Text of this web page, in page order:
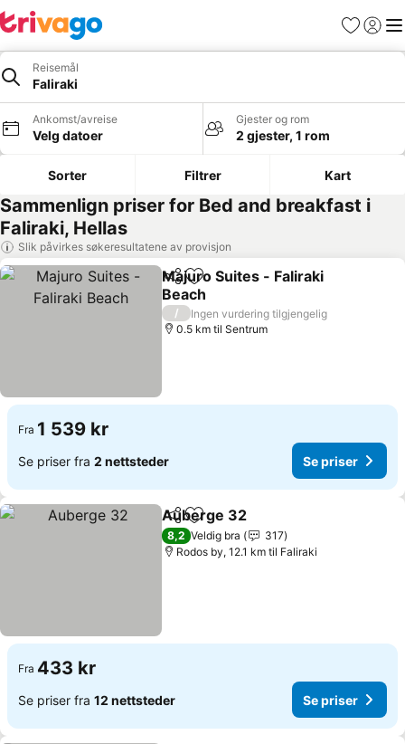
Favoritter
Logg
Reisemål
Faliraki
Ankomst/avreise
Velg datoer
Gjester og rom
2 gjester, 1 rom
Sorter Filtrer Kart
Sammenlign priser for Bed and breakfast i
Faliraki, Hellas
Slik påvirkes søkeresultatene av provisjon
Del Legg til i favoritter
Majuro Suites - Faliraki
Beach
Se priser
/
Ingen vurdering tilgjengelig
0.5 km til Sentrum
Fra 1 539 kr
Se priser fra 2 nettsteder Se priser
Del Legg til i favoritter
Auberge 32
8,2 Veldig bra
317
Rodos by, 12.1 km til Faliraki
Fra 433 kr
Se priser fra 12 nettsteder Se priser